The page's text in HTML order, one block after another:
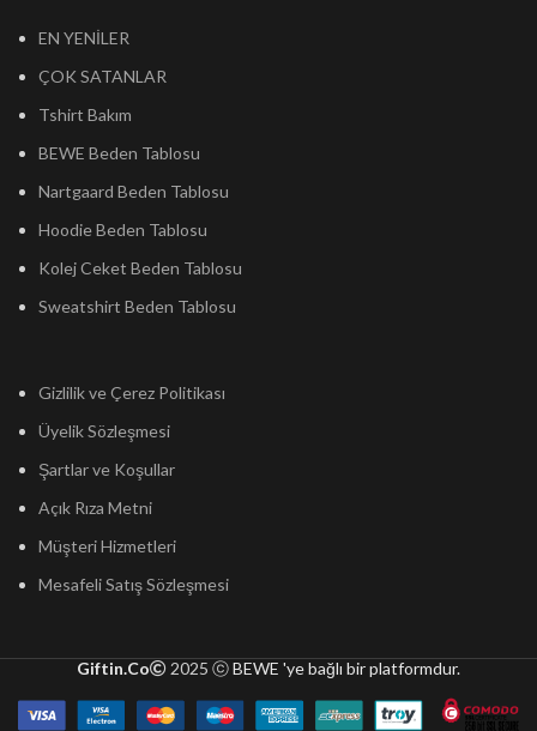
EN YENİLER
ÇOK SATANLAR
Tshirt Bakım
BEWE Beden Tablosu
Nartgaard Beden Tablosu
Hoodie Beden Tablosu
Kolej Ceket Beden Tablosu
Sweatshirt Beden Tablosu
Gizlilik ve Çerez Politikası
Üyelik Sözleşmesi
Şartlar ve Koşullar
Açık Rıza Metni
Müşteri Hizmetleri
Mesafeli Satış Sözleşmesi
Giftin.Co 2025 ⓒBEWE 'ye bağlı bir platformdur.